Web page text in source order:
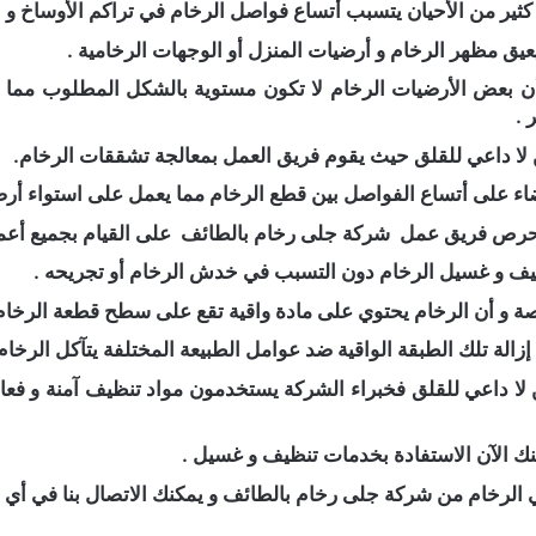
من الأحيان يتسبب أتساع فواصل الرخام في تراكم الأوساخ و
مظهر الرخام و أرضيات المنزل أو الوجهات الرخامية .
بعض الأرضيات الرخام لا تكون مستوية بالشكل المطلوب مما
.
لا داعي للقلق حيث يقوم فريق العمل بمعالجة تشققات الرخام.
على أتساع الفواصل بين قطع الرخام مما يعمل على استواء
فريق عمل شركة جلى رخام بالطائف على القيام بجميع
و غسيل الرخام دون التسبب في خدش الرخام أو تجريحه .
و أن الرخام يحتوي على مادة واقية تقع على سطح قطعة
تلك الطبقة الواقية ضد عوامل الطبيعة المختلفة يتآكل
لا داعي للقلق فخبراء الشركة يستخدمون مواد تنظيف آمنة و
الآن الاستفادة بخدمات تنظيف و غسيل .
الرخام من شركة جلى رخام بالطائف و يمكنك الاتصال بنا في